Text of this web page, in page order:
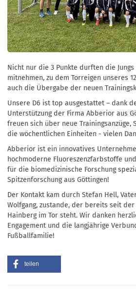
Nicht nur die 3 Punkte durften die
mitnehmen, zu dem Torreigen unseres
auch die Übergabe der neuen
Unsere D6 ist top ausgestattet – dank
Unterstützung der Firma Abberior aus
freuen sich über neue Trainingsanzüge,
die wöchentlichen Einheiten - vielen
Abberior ist ein innovatives
hochmoderne Fluoreszenzfarbstoffe
für die biomedizinische Forschung
Spitzenforschung aus Göttingen!
Der Kontakt kam durch Stefan Hell,
Wolfgang, zustande, der bereits seit der
Hainberg im Tor steht. Wir danken
Engagement und die langjährige
Fußballfamilie!
teilen